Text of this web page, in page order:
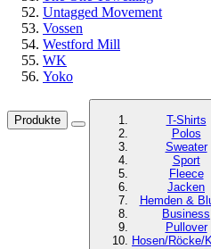
Untagged Movement
Vossen
Westford Mill
WK
Yoko
Produkte
T-Shirts
Polos
Sweater
Sport
Fleece
Jacken
Hemden &
Business
Pullover
Hosen/Röcke/